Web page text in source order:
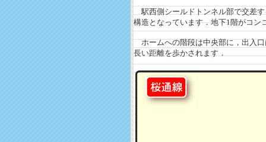
駅西側シールドトンネル部で交差
構造となっています．地下1階がコン
ホームへの階段は中央部に，出入口
長い距離を歩かされます．